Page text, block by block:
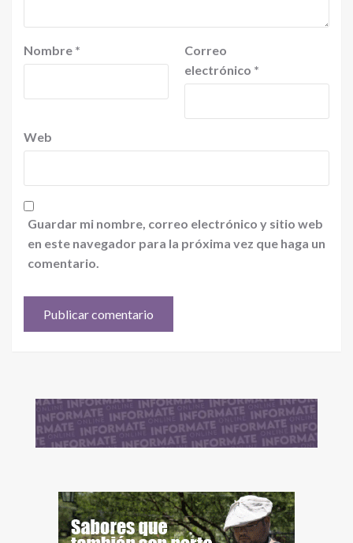
Nombre *
Correo
electrónico *
Web
Guardar mi nombre, correo electrónico y sitio web
en este navegador para la próxima vez que haga un
comentario.